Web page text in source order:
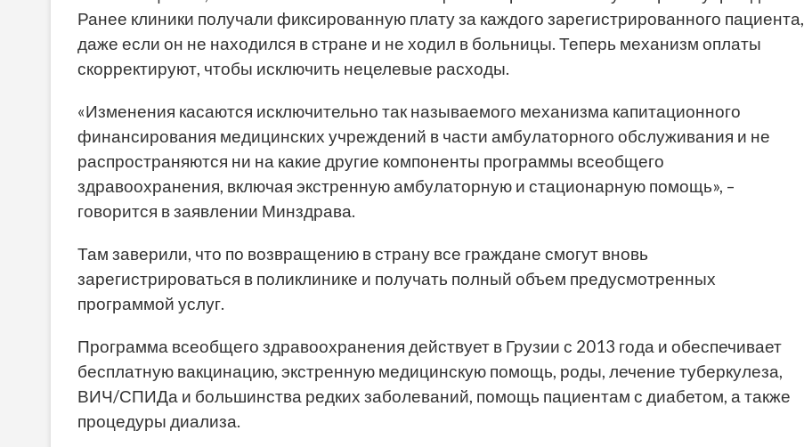
Ранее клиники получали фиксированную плату за каждого зарегистрированного пациента,
даже если он не находился в стране и не ходил в больницы. Теперь механизм оплаты
скорректируют, чтобы исключить нецелевые расходы.
«Изменения касаются исключительно так называемого механизма капитационного
финансирования медицинских учреждений в части амбулаторного обслуживания и не
распространяются ни на какие другие компоненты программы всеобщего
здравоохранения, включая экстренную амбулаторную и стационарную помощь», –
говорится в заявлении Минздрава.
Там заверили, что по возвращению в страну все граждане смогут вновь
зарегистрироваться в поликлинике и получать полный объем предусмотренных
программой услуг.
Программа всеобщего здравоохранения действует в Грузии с 2013 года и обеспечивает
бесплатную вакцинацию, экстренную медицинскую помощь, роды, лечение туберкулеза,
ВИЧ/СПИДа и большинства редких заболеваний, помощь пациентам с диабетом, а также
процедуры диализа.